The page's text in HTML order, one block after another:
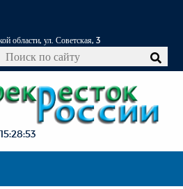
области, ул. Советская, 3